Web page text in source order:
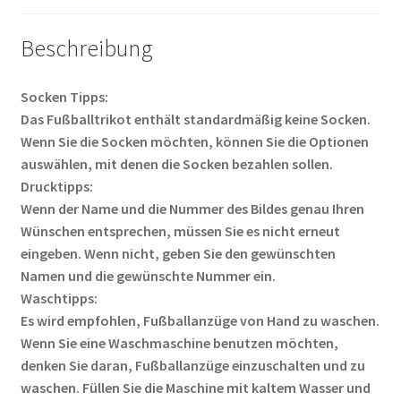
Beschreibung
Socken Tipps:
Das Fußballtrikot enthält standardmäßig keine Socken.
Wenn Sie die Socken möchten, können Sie die Optionen
auswählen, mit denen die Socken bezahlen sollen.
Drucktipps:
Wenn der Name und die Nummer des Bildes genau Ihren
Wünschen entsprechen, müssen Sie es nicht erneut
eingeben. Wenn nicht, geben Sie den gewünschten
Namen und die gewünschte Nummer ein.
Waschtipps:
Es wird empfohlen, Fußballanzüge von Hand zu waschen.
Wenn Sie eine Waschmaschine benutzen möchten,
denken Sie daran, Fußballanzüge einzuschalten und zu
waschen. Füllen Sie die Maschine mit kaltem Wasser und